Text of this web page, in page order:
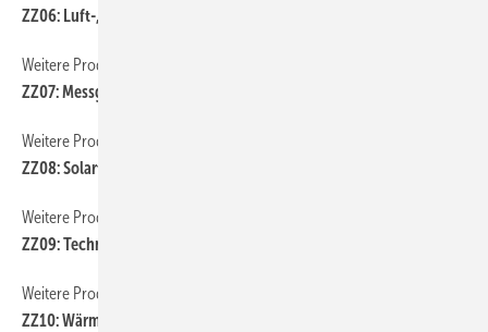
ZZ06: Luft-, Klima- und Kältetechnik
Weitere Produkt-Meldungen
ZZ07: Messgeräte und Werkzeuge
Weitere Produkt-Meldungen
ZZ08: Solartechnik
Weitere Produkt-Meldungen
ZZ09: Technische Armaturen
Weitere Produkt-Meldungen
ZZ10: Wärmeerzeugung